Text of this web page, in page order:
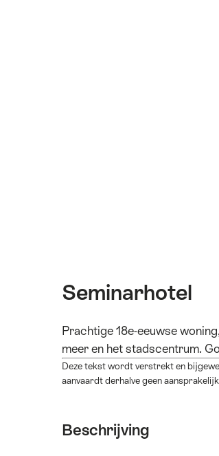
Seminarhotel
Prachtige 18e-eeuwse
meer en het stadscentrum.
Deze tekst wordt verstrekt en
aanvaardt derhalve geen
Beschrijving